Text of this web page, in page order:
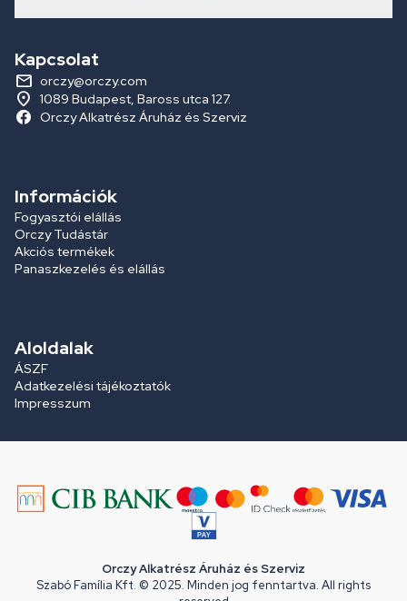
Kapcsolat
orczy@orczy.com
1089 Budapest, Baross utca 127.
Orczy Alkatrész Áruház és Szerviz
Információk
Fogyasztói elállás
Orczy Tudástár
Akciós termékek
Panaszkezelés és elállás
Aloldalak
ÁSZF
Adatkezelési tájékoztatók
Impresszum
Orczy Alkatrész Áruház és Szerviz
Szabó Família Kft. © 2025. Minden jog fenntartva. All rights